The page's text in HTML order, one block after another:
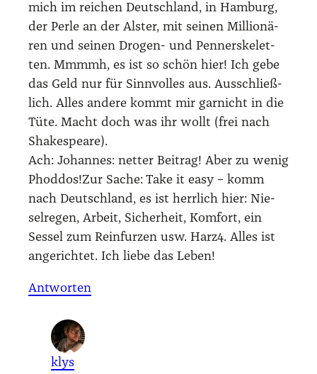
mich im rei­chen Deutsch­land, in Ham­burg,
der Per­le an der Als­ter, mit sei­nen Mil­lio­nä­
ren und sei­nen Dro­gen- und Pen­ner­ske­let­
ten. Mmmmh, es ist so schön hier! Ich gebe
das Geld nur für Sinn­vol­les aus. Aus­schließ­
lich. Alles ande­re kommt mir gar­nicht in die
Tüte. Macht doch was ihr wollt (frei nach
Shake­speare).
Ach: Johan­nes: net­ter Bei­trag! Aber zu wenig
Phoddos!Zur Sache: Take it easy – komm
nach Deutsch­land, es ist herr­lich hier: Nie­
sel­re­gen, Arbeit, Sicher­heit, Kom­fort, ein
Ses­sel zum Rein­fur­zen usw. Harz4. Alles ist
ange­rich­tet. Ich lie­be das Leben!
Antworten
klys